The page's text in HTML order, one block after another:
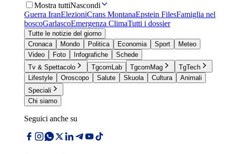
Mostra tuttiNascondi
Guerra IranElezioniCrans MontanaEpstein FilesFamiglia nel
boscoGarlascoEmergenza ClimaTutti i dossier
Tutte le notizie del giorno
Cronaca
Mondo Politica Economia Sport
Meteo
Video
Foto Infografiche
Schede
Tv & Spettacolo
TgcomLab TgcomMag
TgTech
Lifestyle
Oroscopo Salute Skuola Cultura
Animali
Speciali
Chi siamo
Seguici anche su